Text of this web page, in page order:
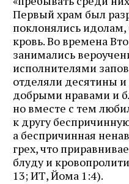
Первый храм был
поклонялись
кровь. Во времена
занимались
исполнителями
отделяли десятины
добрыми нравами и
но вместе с тем
к другу
а беспричинная
грех, что
блуду и
13; ИТ, Йома 1:4).